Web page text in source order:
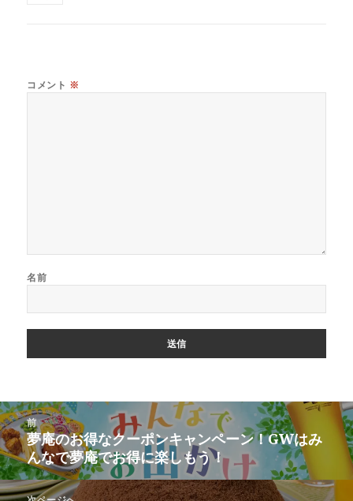
コメント ※
名前
投
稿
ナ
ビ
ゲ
前
前
の
投
稿:
夢庵のお得なクーポンキャンペーン！GWはみ
んなで夢庵でお得に楽しもう！